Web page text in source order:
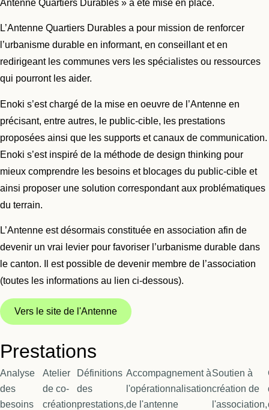
Antenne Quartiers Durables » a été mise en place.
L’Antenne Quartiers Durables a pour mission de renforcer
l’urbanisme durable en informant, en conseillant et en
redirigeant les communes vers les spécialistes ou ressources
qui pourront les aider.
Enoki s’est chargé de la mise en oeuvre de l’Antenne en
précisant, entre autres, le public-cible, les prestations
proposées ainsi que les supports et canaux de communication.
Enoki s’est inspiré de la méthode de design thinking pour
mieux comprendre les besoins et blocages du public-cible et
ainsi proposer une solution correspondant aux problématiques
du terrain.
L’Antenne est désormais constituée en association afin de
devenir un vrai levier pour favoriser l’urbanisme durable dans
le canton. Il est possible de devenir membre de l’association
(toutes les informations au lien ci-dessous).
Vers le site de l'Antenne
Prestations
Analyse
des
besoins
Atelier
de co-
création
Définitions
des
prestations,
Accompagnement à
l'opérationnalisation
de l'antenne
Soutien à
création de
l'association,